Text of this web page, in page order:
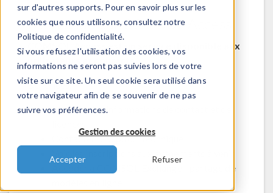
sur d'autres supports. Pour en savoir plus sur les
cookies que nous utilisons, consultez notre
Politique de confidentialité.
Si vous refusez l'utilisation des cookies, vos
informations ne seront pas suivies lors de votre
visite sur ce site. Un seul cookie sera utilisé dans
votre navigateur afin de se souvenir de ne pas
suivre vos préférences.
Gestion des cookies
Accepter Refuser
Bienvenue sur COMSOL Access
COMSOL Access est un service disponible aux
utilisateurs et contacts.
Bénéfices:
Modifier les informations de contact et de
Contacter le support technique
Voir les inscriptions aux évènements à venir
Accéder à COMSOL Exchange - partage de